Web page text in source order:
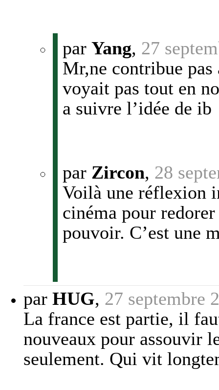
par Yang, 27
Mr,ne contribue pas
voyait pas tout en
a suivre l’idée de ib
par Zircon, 28
Voilà une réflexion
cinéma pour
pouvoir. C’est une
par HUG, 27 septembre
La france est partie, il
nouveaux pour assouvir
seulement. Qui vit